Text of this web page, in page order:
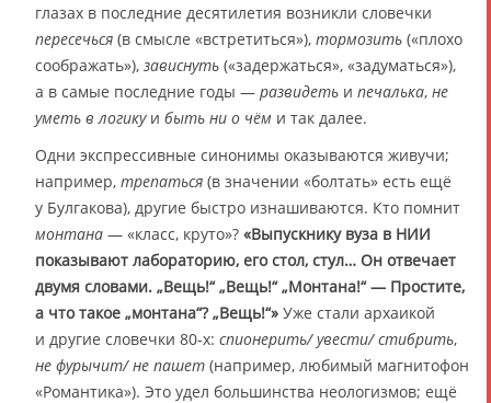
глазах в последние десятилетия возникли словечки
пересечься (в смысле «встретиться»), тормозить («плохо
соображать»), зависнуть («задержаться», «задуматься»),
а в самые последние годы — развидеть и печалька, не
уметь в логикуи быть ни о чём и так далее.
Одни экспрессивные синонимы оказываются живучи;
например, трепаться (в значении «болтать» есть ещё
у Булгакова), другие быстро изнашиваются. Кто помнит
монтана — «класс, круто»? «Выпускнику вуза в НИИ
показывают лабораторию, его стол, стул… Он отвечает
двумя словами. „Вещь!“ „Вещь!“ „Монтана!“ — Простите,
а что такое „монтана“? „Вещь!“» Уже стали архаикой
и другие словечки 80-х: спионерить/ увести/ стибрить,
не фурычит/ не пашет (например, любимый магнитофон
«Романтика»). Это удел большинства неологизмов; ещё